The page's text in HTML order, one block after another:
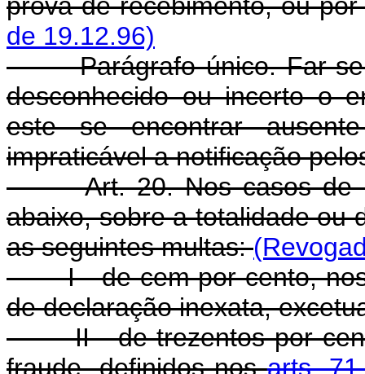
de 19.12.96)
Parágrafo único. Far-se-á
desconhecido ou incerto o
este se encontrar
impraticável a notificação
Art. 20. Nos casos de
abaixo, sobre a totalidade ou
as seguintes multas:
I - de cem por cento, nos
de declaração inexata,
II - de trezentos por
fraude, definidos nosarts.